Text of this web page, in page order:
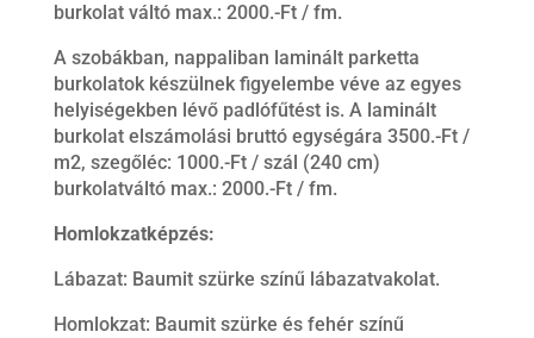
burkolat váltó max.: 2000.-Ft / fm.
A szobákban, nappaliban laminált parketta
burkolatok készülnek figyelembe véve az egyes
helyiségekben lévő padlófűtést is. A laminált
burkolat elszámolási bruttó egységára 3500.-Ft /
m2, szegőléc: 1000.-Ft / szál (240 cm)
burkolatváltó max.: 2000.-Ft / fm.
Homlokzatképzés:
Lábazat: Baumit szürke színű lábazatvakolat.
Homlokzat: Baumit szürke és fehér színű